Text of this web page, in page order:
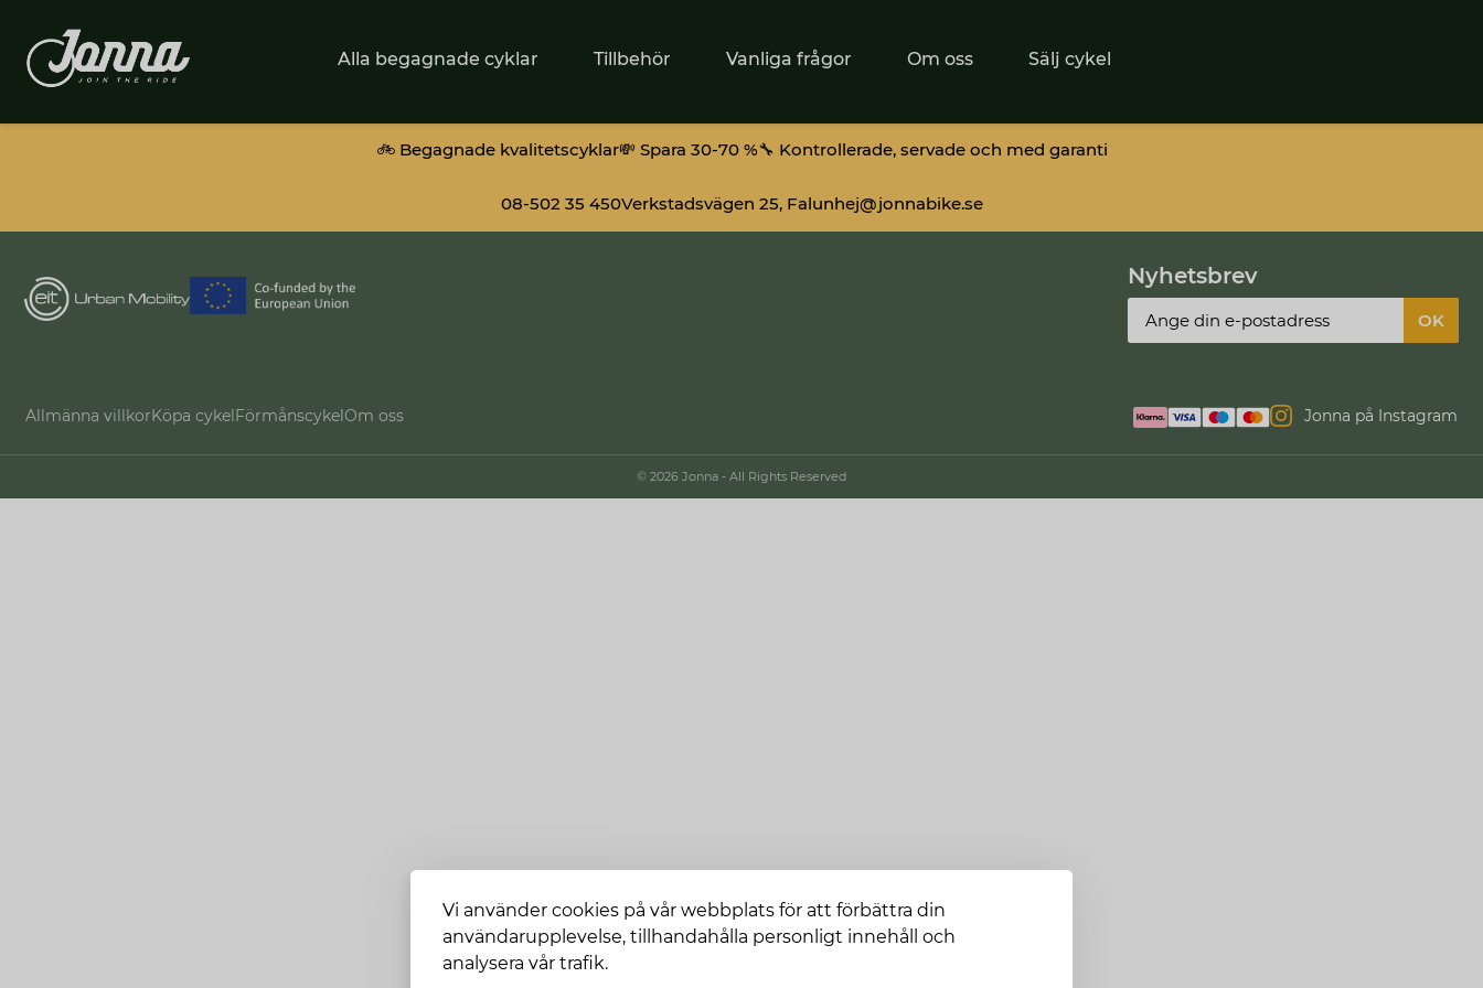
Vi använder cookies på vår webbplats för att förbättra din
användarupplevelse, tillhandahålla personligt innehåll och
analysera vår trafik.
Alla begagnade cyklar Tillbehör Vanliga frågor Om oss Sälj cykel
🚲 Begagnade kvalitetscyklar💸 Spara 30-70 %🔧 Kontrollerade, servade och med garanti
08-502 35 450Verkstadsvägen 25, Falunhej@jonnabike.se
Nyhetsbrev
Allmänna villkorKöpa cykelFörmånscykelOm oss Jonna på Instagram
© 2026 Jonna - All Rights Reserved